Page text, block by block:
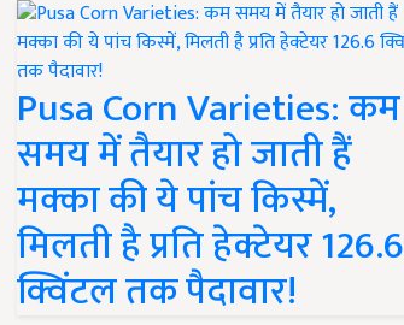
Pusa Corn Varieties: कम
समय में तैयार हो जाती हैं
मक्का की ये पांच किस्में,
मिलती है प्रति हेक्टेयर 126.6
क्विंटल तक पैदावार!